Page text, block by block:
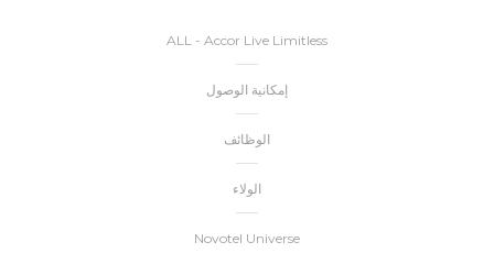
ALL - Accor Live Limitless
إمكانية الوصول
الوظائف
الولاء
Novotel Universe